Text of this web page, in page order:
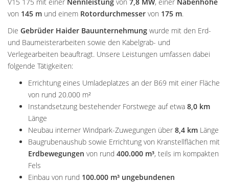
von 145 m und einem Rotordurchmesser von 175 m.
Die Gebrüder Haider Bauunternehmung wurde mit den Erd-
und Baumeisterarbeiten sowie den Kabelgrab- und
Verlegearbeiten beauftragt. Unsere Leistungen umfassen dabei
folgende Tätigkeiten:
Errichtung eines Umladeplatzes an der B69 mit einer Fläche
von rund 20.000 m²
Instandsetzung bestehender Forstwege auf etwa 8,0 km
Länge
Neubau interner Windpark-Zuwegungen über 8,4 km Länge
Baugrubenaushub sowie Errichtung von Kranstellflächen mit
Erdbewegungen von rund 400.000 m³, teils im kompakten
Fels
Einbau von rund 100.000 m³ ungebundenen